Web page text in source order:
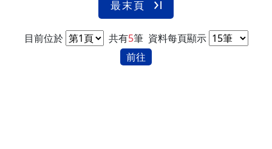
最末頁
目前位於 共有5筆 資料每頁顯示
前往